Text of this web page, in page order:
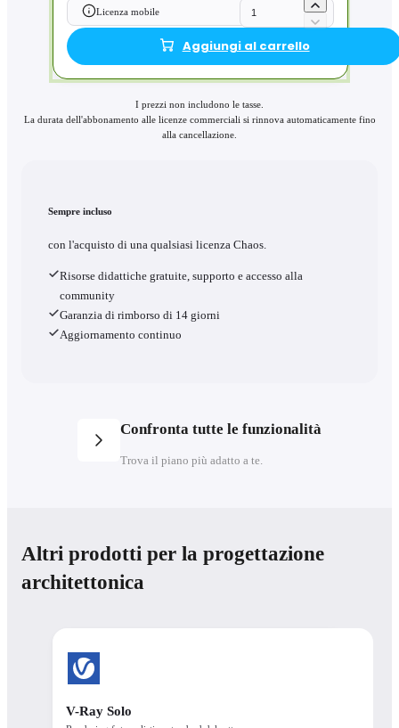
Licenza mobile
Aggiungi al carrello
I prezzi non includono le tasse.
La durata dell'abbonamento alle licenze commerciali si rinnova automaticamente fino
alla cancellazione.
Sempre incluso
con l'acquisto di una qualsiasi licenza Chaos.
Risorse didattiche gratuite, supporto e accesso alla
community
Garanzia di rimborso di 14 giorni
Aggiornamento continuo
Confronta tutte le funzionalità
Trova il piano più adatto a te.
Annuale
Altri prodotti per la progettazione
architettonica
V-Ray Solo